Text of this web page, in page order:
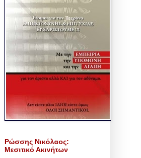
Ρώσσης Νικόλαος:
Μεσιτικό Ακινήτων